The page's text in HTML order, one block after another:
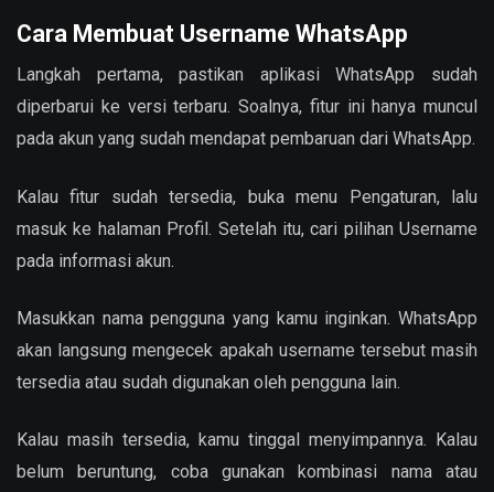
Cara Membuat Username WhatsApp
Langkah pertama, pastikan aplikasi WhatsApp sudah
diperbarui ke versi terbaru. Soalnya, fitur ini hanya muncul
pada akun yang sudah mendapat pembaruan dari WhatsApp.
Kalau fitur sudah tersedia, buka menu Pengaturan, lalu
masuk ke halaman Profil. Setelah itu, cari pilihan Username
pada informasi akun.
Masukkan nama pengguna yang kamu inginkan. WhatsApp
akan langsung mengecek apakah username tersebut masih
tersedia atau sudah digunakan oleh pengguna lain.
Kalau masih tersedia, kamu tinggal menyimpannya. Kalau
belum beruntung, coba gunakan kombinasi nama atau